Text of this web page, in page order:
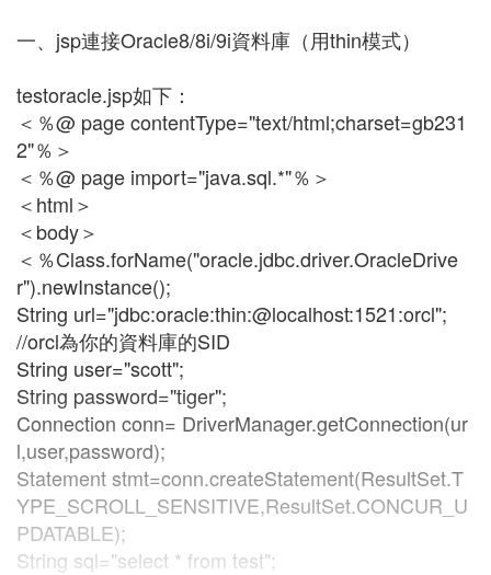
一、jsp連接Oracle8/8i/9i資料庫（用thin模式）
testoracle.jsp如下：
＜％@ page contentType="text/html;charset=gb231
2"％＞
＜％@ page import="java.sql.*"％＞
＜html＞
＜body＞
＜％Class.forName("oracle.jdbc.driver.OracleDrive
r").newInstance();
String url="jdbc:oracle:thin:@localhost:1521:orcl";
//orcl為你的資料庫的SID
String user="scott";
String password="tiger";
Connection conn= DriverManager.getConnection(ur
l,user,password);
Statement stmt=conn.createStatement(ResultSet.T
YPE_SCROLL_SENSITIVE,ResultSet.CONCUR_U
PDATABLE);
String sql="select * from test";